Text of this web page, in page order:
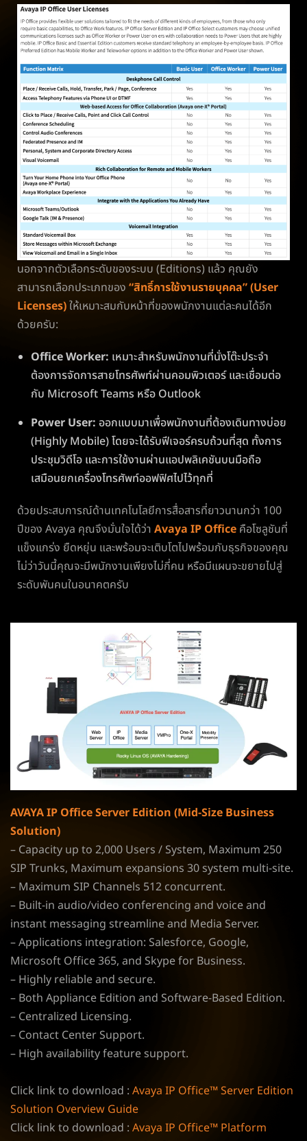
นอกจากตัวเลือกระดับของระบบ (Editions) แล้ว คุณยัง
สามารถเลือกประเภทของ “สิทธิ์การใช้งานรายบุคคล” (User
Licenses)ให้เหมาะสมกับหน้าที่ของพนักงานแต่ละคนได้อีก
ด้วยครับ:
Office Worker: เหมาะสำหรับพนักงานที่นั่งโต๊ะประจำ
ต้องการจัดการสายโทรศัพท์ผ่านคอมพิวเตอร์ และเชื่อมต่อ
กับ Microsoft Teams หรือ Outlook
Power User: ออกแบบมาเพื่อพนักงานที่ต้องเดินทางบ่อย
(Highly Mobile) โดยจะได้รับฟีเจอร์ครบถ้วนที่สุด ทั้งการ
ประชุมวิดีโอ และการใช้งานผ่านแอปพลิเคชันบนมือถือ
เสมือนยกเครื่องโทรศัพท์ออฟฟิศไปไว้ทุกที่
ด้วยประสบการณ์ด้านเทคโนโลยีการสื่อสารที่ยาวนานกว่า 100
ปีของ Avaya คุณจึงมั่นใจได้ว่า Avaya IP Office คือโซลูชันที่
แข็งแกร่ง ยืดหยุ่น และพร้อมจะเติบโตไปพร้อมกับธุรกิจของคุณ
ไม่ว่าวันนี้คุณจะมีพนักงานเพียงไม่กี่คน หรือมีแผนจะขยายไปสู่
ระดับพันคนในอนาคตครับ
AVAYA IP Office Server Edition (Mid-Size Business
Solution)
– Capacity up to 2,000 Users / System, Maximum 250
SIP Trunks, Maximum expansions 30 system multi-site.
– Maximum SIP Channels 512 concurrent.
– Built-in audio/video conferencing and voice and
instant messaging streamline and Media Server.
– Applications integration: Salesforce, Google,
Microsoft Office 365, and Skype for Business.
– Highly reliable and secure.
– Both Appliance Edition and Software-Based Edition.
– Centralized Licensing.
– Contact Center Support.
– High availability feature support.
Click link to download : Avaya IP Office™ Server Edition
Solution Overview Guide
Click link to download : Avaya IP Office™ Platform